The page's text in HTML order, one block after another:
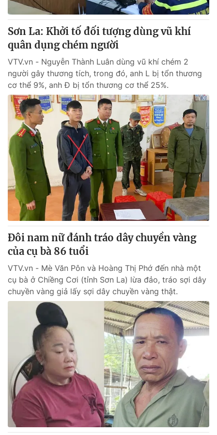
® Cấm sao chép dưới mọi hình thức nếu không có sự chấp
thuận bằng văn bản. Ghi rõ nguồn VTV.vn khi phát hành lại
thông tin từ website này.
Sơn La: Khởi tố đối tượng dùng vũ khí
quân dụng chém người
VTV.vn - Nguyễn Thành Luân dùng vũ khí chém 2
người gây thương tích, trong đó, anh L bị tổn thương
cơ thể 9%, anh Đ bị tổn thương cơ thể 25%.
Đôi nam nữ đánh tráo dây chuyền vàng
của cụ bà 86 tuổi
VTV.vn - Mè Văn Pôn và Hoàng Thị Phớ đến nhà một
cụ bà ở Chiềng Cơi (tỉnh Sơn La) lừa đảo, tráo sợi dây
chuyền vàng giả lấy sợi dây chuyền vàng thật.